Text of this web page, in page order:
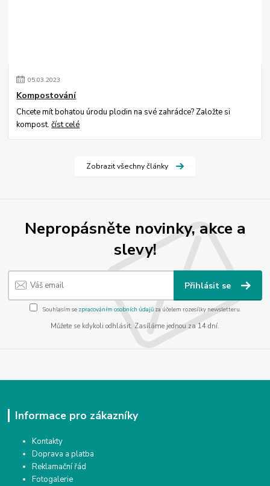
05.03.2023
Kompostování
Chcete mít bohatou úrodu plodin na své zahrádce? Založte si
kompost.číst celé
Zobrazit všechny články
Nepropásněte novinky, akce a
slevy!
Přihlásit se
Souhlasím se zpracováním osobních údajůza účelem rozesílky newsletteru.
Můžete se kdykoli odhlásit. Zasíláme jednou za 14 dní.
Informace pro zákazníky
Kontakty
Doprava a platba
Reklamační řád
Fotogalerie